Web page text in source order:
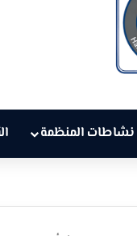
نشاطات المنظمة